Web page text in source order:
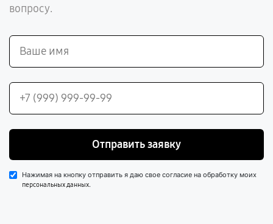
вопросу.
Отправить заявку
Нажимая на кнопку отправить я даю свое согласие на обработку моих
персональных данных.